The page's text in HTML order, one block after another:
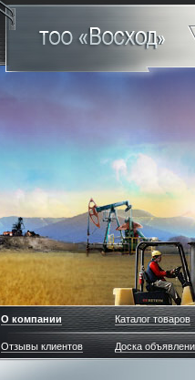
О компании Каталог товаров
Отзывы клиентов Доска